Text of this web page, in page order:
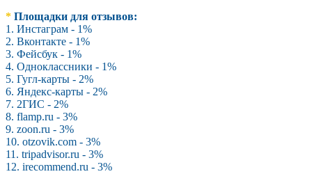
* Площадки для отзывов:
1. Инстаграм - 1%
2. Вконтакте - 1%
3. Фейсбук - 1%
4. Одноклассники - 1%
5. Гугл-карты - 2%
6. Яндекс-карты - 2%
7. 2ГИС - 2%
8. flamp.ru - 3%
9. zoon.ru - 3%
10. otzovik.com - 3%
11. tripadvisor.ru - 3%
12. irecommend.ru - 3%